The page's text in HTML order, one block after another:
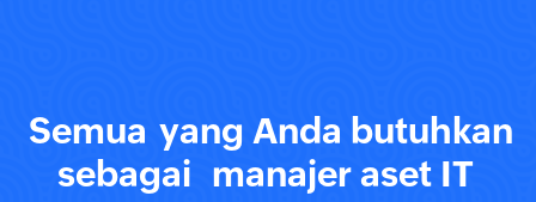
Semua yang Anda butuhkan
sebagai manajer aset IT